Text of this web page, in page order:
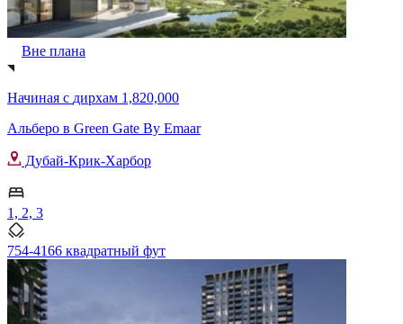
Вне плана
Начиная с дирхам 1,820,000
Альберо в Green Gate By Emaar
Дубай-Крик-Харбор
1, 2, 3
754-4166 квадратный фут